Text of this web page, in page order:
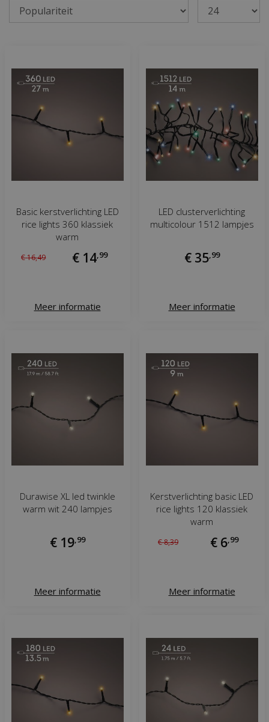
Basic kerstverlichting LED
rice lights 360 klassiek
warm
€16,49 € 14 99
Meer informatie
LED clusterverlichting
multicolour 1512 lampjes
€ 35 99
Meer informatie
Durawise XL led twinkle
warm wit 240 lampjes
€ 19, 99
Meer informatie
Kerstverlichting basic LED
rice lights 120 klassiek
warm
€8,39 € 6 99
Meer informatie